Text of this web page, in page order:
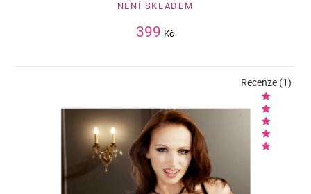
NENÍ SKLADEM
399 Kč
Recenze (1)